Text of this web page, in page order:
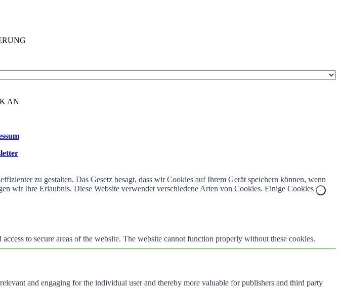
AN
zu gestalten. Das Gesetz besagt, dass wir Cookies auf Ihrem Gerät speichern können, wenn
wir Ihre Erlaubnis. Diese Website verwendet verschiedene Arten von Cookies. Einige Cookies
to secure areas of the website. The website cannot function properly without these cookies.
and engaging for the individual user and thereby more valuable for publishers and third party